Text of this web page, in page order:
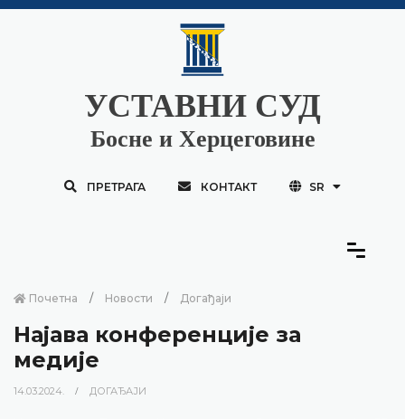
УСТАВНИ СУД
Босне и Херцеговине
ПРЕТРАГА КОНТАКТ SR
Почетна Новости Догађаји
Најава конференције за
медије
14.03.2024. ДОГАЂАЈИ